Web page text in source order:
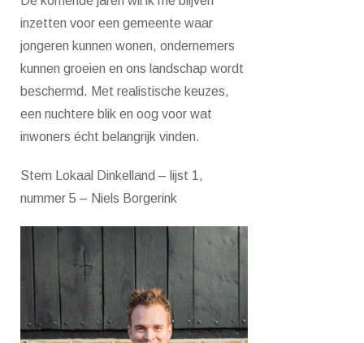
inzetten voor een gemeente waar
jongeren kunnen wonen, ondernemers
kunnen groeien en ons landschap wordt
beschermd. Met realistische keuzes,
een nuchtere blik en oog voor wat
inwoners écht belangrijk vinden.
Stem Lokaal Dinkelland – lijst 1,
nummer 5 – Niels Borgerink